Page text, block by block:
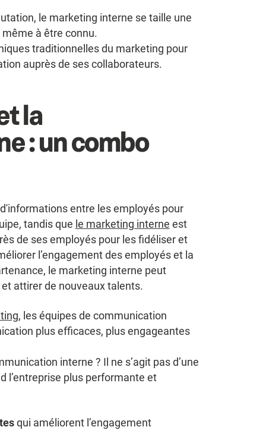
le marketing interne se taille une
à être connu.
traditionnelles du marketing pour
auprès de ses collaborateurs.
la
: un combo
entre les employés pour
tandis que le marketing interne est
de ses employés pour les fidéliser et
l’engagement des employés et la
le marketing interne peut
attirer de nouveaux talents.
, les équipes de communication
plus efficaces, plus engageantes
interne ? Il ne s’agit pas d’une
l’entreprise plus performante et
qui améliorent l’engagement